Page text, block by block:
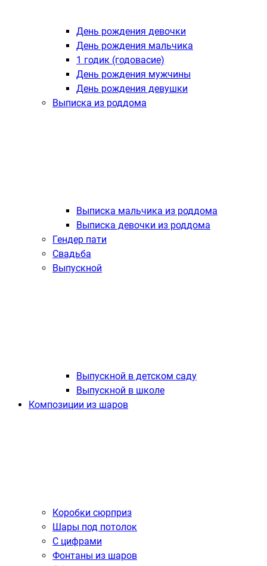
День рождения девочки
День рождения мальчика
1 годик (годовасие)
День рождения мужчины
День рождения девушки
Выписка из роддома
Выписка мальчика из роддома
Выписка девочки из роддома
Гендер пати
Свадьба
Выпускной
Выпускной в детском саду
Выпускной в школе
Композиции из шаров
Коробки сюрприз
Шары под потолок
С цифрами
Фонтаны из шаров